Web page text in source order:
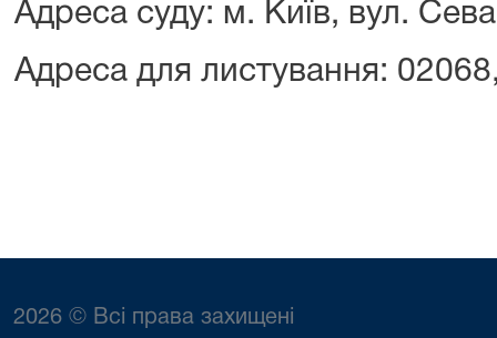
Адреса суду: м. Київ, вул.
Адреса для листування:
2026 © Всі права захищені